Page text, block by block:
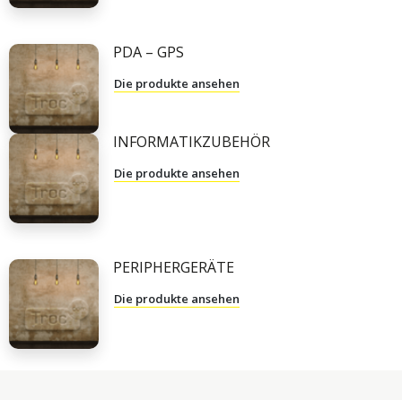
PDA – GPS
Die produkte ansehen
INFORMATIKZUBEHÖR
Die produkte ansehen
PERIPHERGERÄTE
Die produkte ansehen